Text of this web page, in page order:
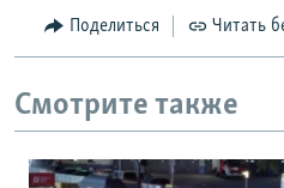
Поделиться Читать
Смотрите также